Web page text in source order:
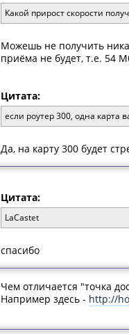
Какой прирост скорости
Можешь не получить
приёма не будет, т.е. 54
Цитата:
если роутер 300, одна карта
Да, на карту 300 будет
Цитата:
LaCastet
спасибо
Чем отличается "точка
Например здесь - http://